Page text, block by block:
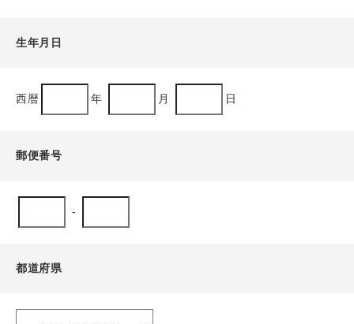
生年月日
西暦 年 月 日
郵便番号
-
都道府県